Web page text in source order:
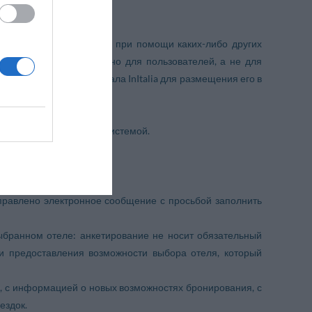
быть скопированы при помощи каких-либо других
исключительно для пользователей, а не для
либо виде с портала InItalia для размещения его в
системе antivirus.
антивирусной системой.
электронное сообщение с просьбой заполнить
отеле: анкетирование не носит обязательный
возможности выбора отеля, который
с информацией о новых возможностях бронирования, с